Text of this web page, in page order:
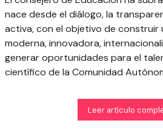
nace desde el diálogo, la
activa, con el objetivo de construir
moderna, innovadora,
generar oportunidades para el
científico de la Comunidad
Leer artículo